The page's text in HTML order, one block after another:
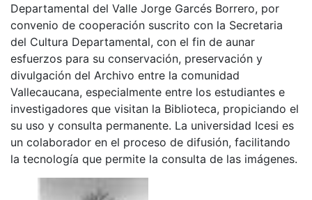
Departamental del Valle Jorge Garcés Borrero, por
convenio de cooperación suscrito con la Secretaria
del Cultura Departamental, con el fin de aunar
esfuerzos para su conservación, preservación y
divulgación del Archivo entre la comunidad
Vallecaucana, especialmente entre los estudiantes e
investigadores que visitan la Biblioteca, propiciando el
su uso y consulta permanente. La universidad Icesi es
un colaborador en el proceso de difusión, facilitando
la tecnología que permite la consulta de las imágenes.